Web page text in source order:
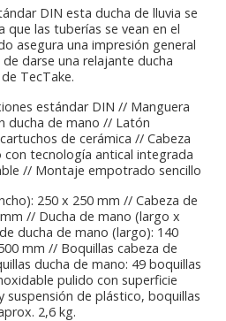
DIN esta ducha de lluvia se
que las tuberías se vean en el
asegura una impresión general
darse una relajante ducha
TecTake.
estándar DIN // Manguera
ducha de mano // Latón
de cerámica // Cabeza
con tecnología antical integrada
// Montaje empotrado sencillo
250 x 250 mm // Cabeza de
// Ducha de mano (largo x
ducha de mano (largo): 140
mm // Boquillas cabeza de
ducha de mano: 49 boquillas
pulido con superficie
suspensión de plástico, boquillas
2,6 kg.